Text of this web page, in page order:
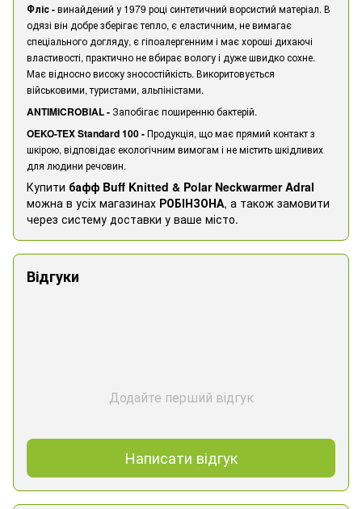
Фліс -винайдений у 1979 році синтетичний ворсистий матеріал. В
одязі він добре зберігає тепло, є еластичним, не вимагає
спеціального догляду, є гіпоалергенним і має хороші дихаючі
властивості, практично не вбирає вологу і дуже швидко сохне.
Має відносно високу зносостійкість. Викоритовується
військовими, туристами, альпіністами.
ANTIMICROBIAL - Запобігає поширенню бактерій.
OEKO-TEX Standard 100 -Продукція, що має прямий контакт з
шкірою, відповідає екологічним вимогам і не містить шкідливих
для людини речовин.
Купити бафф Buff Knitted & Polar Neckwarmer Adral
можна в усіх магазинах РОБІНЗОНА, а також замовити
через систему доставки у ваше місто.
Відгуки
Додайте перший відгук
Написати відгук